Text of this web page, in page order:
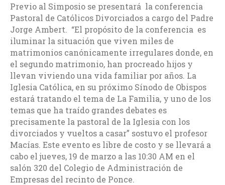
Previo al Simposio se presentará la conferencia
Pastoral de Católicos Divorciados a cargo del Padre
Jorge Ambert. “El propósito de la conferencia es
iluminar la situación que viven miles de
matrimonios canónicamente irregulares donde, en
el segundo matrimonio, han procreado hijos y
llevan viviendo una vida familiar por años. La
Iglesia Católica, en su próximo Sínodo de Obispos
estará tratando el tema de La Familia, y uno de los
temas que ha traído grandes debates es
precisamente la pastoral de la Iglesia con los
divorciados y vueltos a casar” sostuvo el profesor
Macías. Este evento es libre de costo y se llevará a
cabo el jueves, 19 de marzo a las 10:30 AM en el
salón 320 del Colegio de Administración de
Empresas del recinto de Ponce.